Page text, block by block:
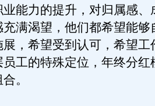
能力的提升，对归属感、
满渴望，他们都希望能够
，希望受到认可，希望工
员工的特殊定位，年终分红
。